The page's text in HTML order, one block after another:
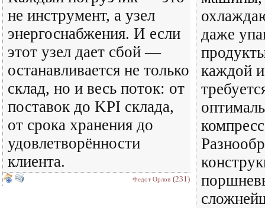
не инструмент, а узел
энергоснабжения. И если
этот узел дает сбой —
останавливается не только
склад, но и весь поток: от
поставок до KPI склада,
от срока хранения до
удовлетворённости
клиента.
Федот Орлов (231)
даже
каждой